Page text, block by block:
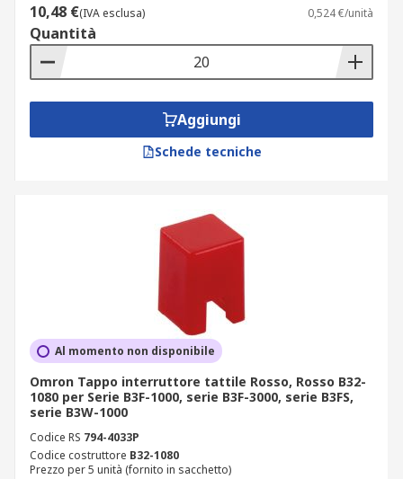
10,48 €(IVA esclusa) 0,524 €/unità
Quantità
Aggiungi
Schede tecniche
Al momento non disponibile
Omron Tappo interruttore tattile Rosso, Rosso B32-
1080 per Serie B3F-1000, serie B3F-3000, serie B3FS,
serie B3W-1000
Codice RS 794-4033P
Codice costruttore B32-1080
Prezzo per 5 unità (fornito in sacchetto)